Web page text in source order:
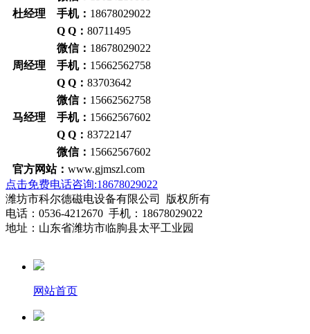
杜经理 手机： 18678029022
Q Q： 80711495
微信： 18678029022
周经理 手机： 15662562758
Q Q： 83703642
微信： 15662562758
马经理 手机： 15662567602
Q Q： 83722147
微信： 15662567602
官方网站： www.gjmszl.com
点击免费电话咨询:18678029022
潍坊市科尔德磁电设备有限公司 版权所有
电话：0536-4212670 手机：18678029022
地址：山东省潍坊市临朐县太平工业园
网站首页